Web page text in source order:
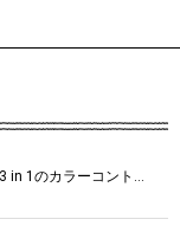
in 1のカラーコント…